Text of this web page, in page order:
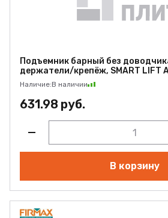
Подъемник барный без
держатели/крепёж, SMART LIFT
Наличие:В наличии
631.98 руб.
В корзину